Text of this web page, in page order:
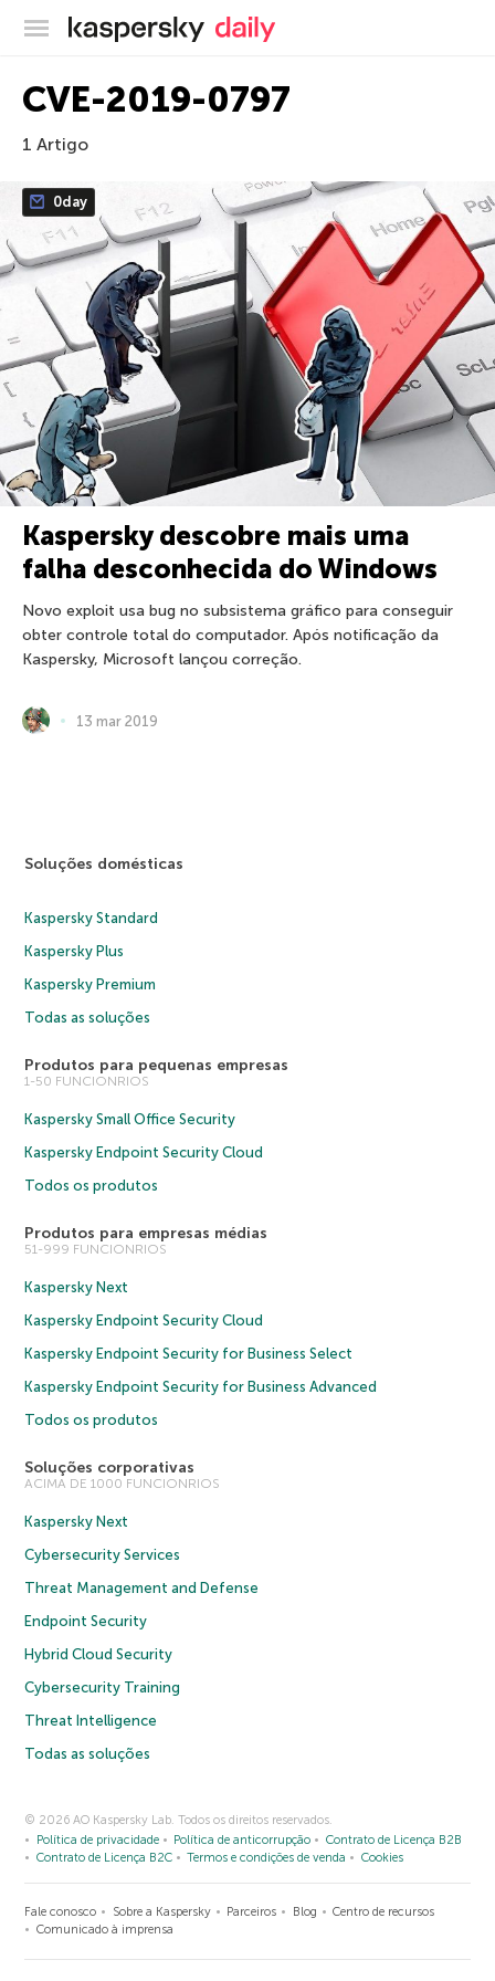
Blog oficial da Kaspersky
CVE-2019-0797
1 Artigo
0day
Kaspersky descobre mais uma
falha desconhecida do Windows
Novo exploit usa bug no subsistema gráfico para conseguir
obter controle total do computador. Após notificação da
Kaspersky, Microsoft lançou correção.
13 mar 2019
Soluções domésticas
Kaspersky Standard
Kaspersky Plus
Kaspersky Premium
Todas as soluções
Produtos para pequenas empresas
1-50 FUNCIONRIOS
Kaspersky Small Office Security
Kaspersky Endpoint Security Cloud
Todos os produtos
Produtos para empresas médias
51-999 FUNCIONRIOS
Kaspersky Next
Kaspersky Endpoint Security Cloud
Kaspersky Endpoint Security for Business Select
Kaspersky Endpoint Security for Business Advanced
Todos os produtos
Soluções corporativas
ACIMA DE 1000 FUNCIONRIOS
Kaspersky Next
Cybersecurity Services
Threat Management and Defense
Endpoint Security
Hybrid Cloud Security
Cybersecurity Training
Threat Intelligence
Todas as soluções
© 2026 AO Kaspersky Lab. Todos os direitos reservados.
Política de privacidade
Política de anticorrupção
Contrato de Licença B2B
Contrato de Licença B2C
Termos e condições de venda Cookies
Fale conosco Sobre a Kaspersky Parceiros Blog
Centro de recursos
Comunicado à imprensa